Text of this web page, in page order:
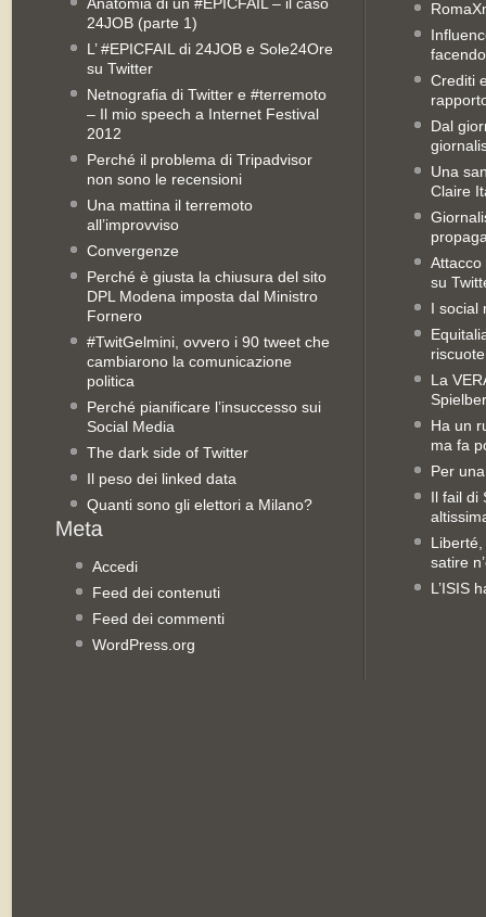
Anatomia di un #EPICFAIL – il caso
24JOB (parte 1)
L’ #EPICFAIL di 24JOB e Sole24Ore
su Twitter
Netnografia di Twitter e #terremoto
– Il mio speech a Internet Festival
2012
Perché il problema di Tripadvisor
non sono le recensioni
Una mattina il terremoto
all’improvviso
Convergenze
Perché è giusta la chiusura del sito
DPL Modena imposta dal Ministro
Fornero
#TwitGelmini, ovvero i 90 tweet che
cambiarono la comunicazione
politica
Perché pianificare l’insuccesso sui
Social Media
The dark side of Twitter
Il peso dei linked data
Quanti sono gli elettori a Milano?
Accedi
Feed dei contenuti
Feed dei commenti
WordPress.org
Crediti
Dal
Una
Claire
Attacco
su
I social
La
Ha un
ma fa
Per
Il fail di
satire
L’ISIS